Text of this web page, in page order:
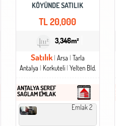
KÖYÜNDE SATILIK
TL20,000
3,346m²
Satılık Arsa
Tarla
Antalya
Korkuteli Yelten Bld.
ANTALYA ŞEREF
SAĞLAM EMLAK
Emlak 2